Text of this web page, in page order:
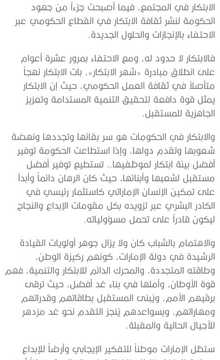
الابتكار في المجتمع، فيما أصبحت جزءاً من جهود
الحكومة لنشر ثقافة الابتكار في القطاع الحكومي عبر
الاحتفاء بالإنجازات والحلول الجديدة.
فالابتكار لا حدود له، ومع الاحتفاء بمرور عشرة أعوام
على انطلاق مبادرة «شهر الابتكار»، بات الابتكار نهجاً
متأصلاً في ثقافة العمل الحكومي، حيث إن الابتكار
يمثل قوة دافعة لتحقيق التنمية المستدامة وتعزيز
الجاهزية للمستقبل.
والابتكار في الحكومات هو سر بقائها وتجددها ونهضة
شعوبها وتقدم دولها، وإذا استطاعت الحكومة توفير
أفضل بيئة ابتكار لموظفيها.. تستطيع توفير أفضل
مستقبل لشعبها وأبنائها، حيث كان الرهان دائماً وأبداً
على تمكين الإنسان الإماراتي كاستثمار رئيسي في
الكادر البشري عبر تزويده بكل مقومات الإبداع والنجاح
ليكون قادراً على تحمل مسؤولياته.
والاهتمام بالشباب كان ولا يزال جوهر أولويات القيادة
الرشيدة في دولة الإمارات، كونهم ركيزة الوطن،
وطاقته المتجددة، والمحرك الدائم للابتكار والتنمية، فهم
قوة الأوطان، وأملها في بناء غد أفضل، حيث ترقى
برقيهم الأمم، ويُبنى المستقبل بطاقاتهم وقدراتهم
ومهاراتهم، وبسواعدهم يُنجز التقدم نحو غد مزدهر
للأجيال الحالية والمقبلة.
ستظل الإمارات موطناً للتفكير الإيجابي وأرضاً للإبداع